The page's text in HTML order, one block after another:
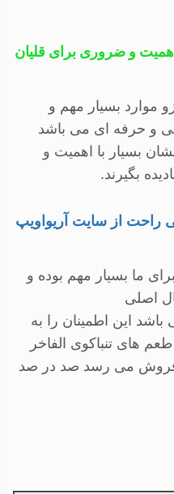
و ضروری برای قلیان
موارد بسیار مهم و
و حرفه ای می باشد
بسیار با اهمیت و
بگیرند.
راحت از سایت آریواویپ
ما بسیار مهم بوده و
اصلی
این اطمینان را به
های تنباکوی الفاخر
فروش می رسد صد در صد